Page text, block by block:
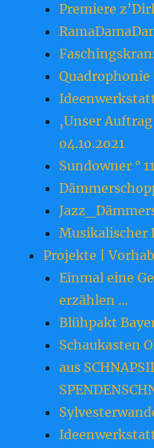
Premiere
Quadrophonie
‚Unser
o4.1o.2o21
Sundowner °
Musikalischer
Projekte |
Einmal eine
erzählen …
Blühpakt
Schaukasten
aus